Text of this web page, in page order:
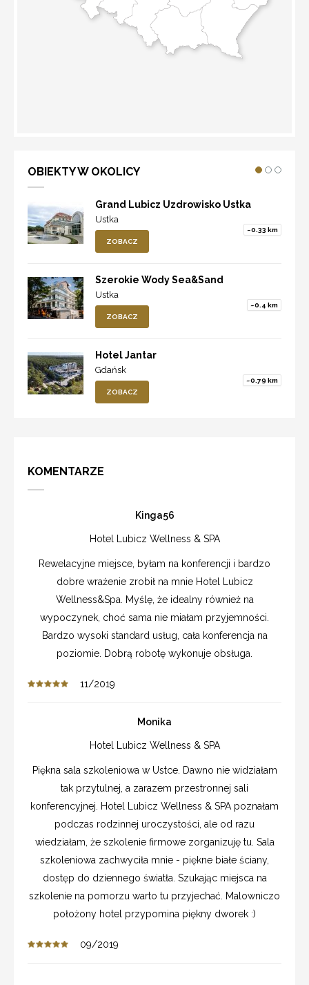
OBIEKTY W OKOLICY
Grand Lubicz Uzdrowisko Ustka
Ustka
~0.33 km
ZOBACZ
Szerokie Wody Sea&Sand
Ustka
~0.4 km
ZOBACZ
Hotel Jantar
Gdańsk
~0.79 km
ZOBACZ
KOMENTARZE
Kinga56
Hotel Lubicz Wellness & SPA
Rewelacyjne miejsce, byłam na konferencji i bardzo
dobre wrażenie zrobił na mnie Hotel Lubicz
Wellness&Spa. Myślę, że idealny również na
wypoczynek, choć sama nie miałam przyjemności.
Bardzo wysoki standard usług, cała konferencja na
poziomie. Dobrą robotę wykonuje obsługa.
11/2019
Monika
Hotel Lubicz Wellness & SPA
Piękna sala szkoleniowa w Ustce. Dawno nie widziałam
tak przytulnej, a zarazem przestronnej sali
konferencyjnej. Hotel Lubicz Wellness & SPA poznałam
podczas rodzinnej uroczystości, ale od razu
wiedziałam, że szkolenie firmowe zorganizuję tu. Sala
szkoleniowa zachwyciła mnie - piękne białe ściany,
dostęp do dziennego światła. Szukając miejsca na
szkolenie na pomorzu warto tu przyjechać. Malowniczo
położony hotel przypomina piękny dworek :)
09/2019